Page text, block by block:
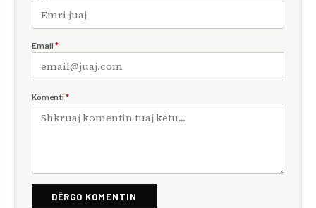
Email *
Komenti *
DËRGO KOMENTIN